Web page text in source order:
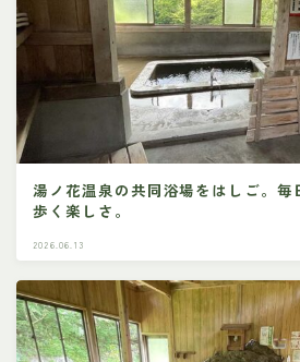
湯ノ花温泉の共同浴場をはしご。毎
歩く楽しさ。
2026.06.13